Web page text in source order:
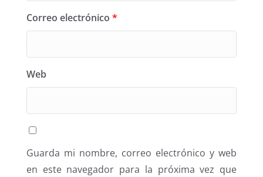
Correo electrónico *
Web
Guarda mi nombre, correo electrónico y web
en este navegador para la próxima vez que